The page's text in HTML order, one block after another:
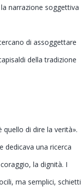
narrazione soggettiva
di assoggettare
della tradizione
di dire la verità».
dedicava una ricerca
la dignità. I
ma semplici, schietti